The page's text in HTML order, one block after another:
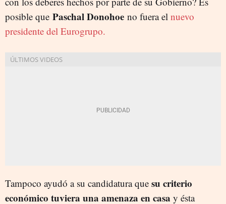
posible que Paschal Donohoe no fuera el nuevo
presidente del Eurogrupo.
Tampoco ayudó a su candidatura que su criterio
económico tuviera una amenaza en casa y ésta